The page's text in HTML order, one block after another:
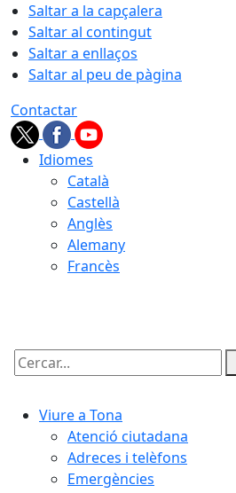
Saltar a la capçalera
Saltar al contingut
Saltar a enllaços
Saltar al peu de pàgina
Contactar
Idiomes
Català
Castellà
Anglès
Alemany
Francès
Cercar:
Viure a Tona
Atenció ciutadana
Adreces i telèfons
Emergències